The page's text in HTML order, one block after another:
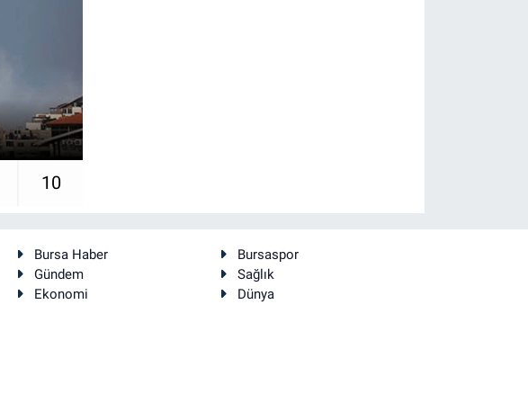
10
Bursa Haber
Bursaspor
Gündem
Sağlık
Ekonomi
Dünya